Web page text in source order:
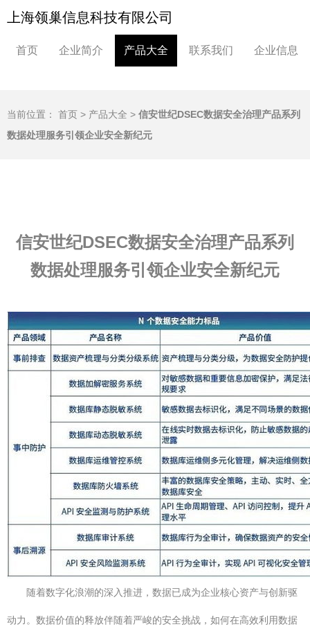
上海领巢信息科技有限公司
首页 企业简介 产品大全 联系我们 企业信息
当前位置： 首页 > 产品大全 > 信安世纪DSEC数据安全治理产品系列
数据处理服务引领企业安全新纪元
信安世纪DSEC数据安全治理产品系列
数据处理服务引领企业安全新纪元
随着数字化浪潮的深入推进，数据已成为企业核心资产与创新驱
动力。数据价值的释放伴随着严峻的安全挑战，如何在高效利用数据